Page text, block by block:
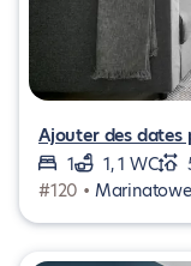
Ajouter des dates
1
1, 1 WC
#120 •